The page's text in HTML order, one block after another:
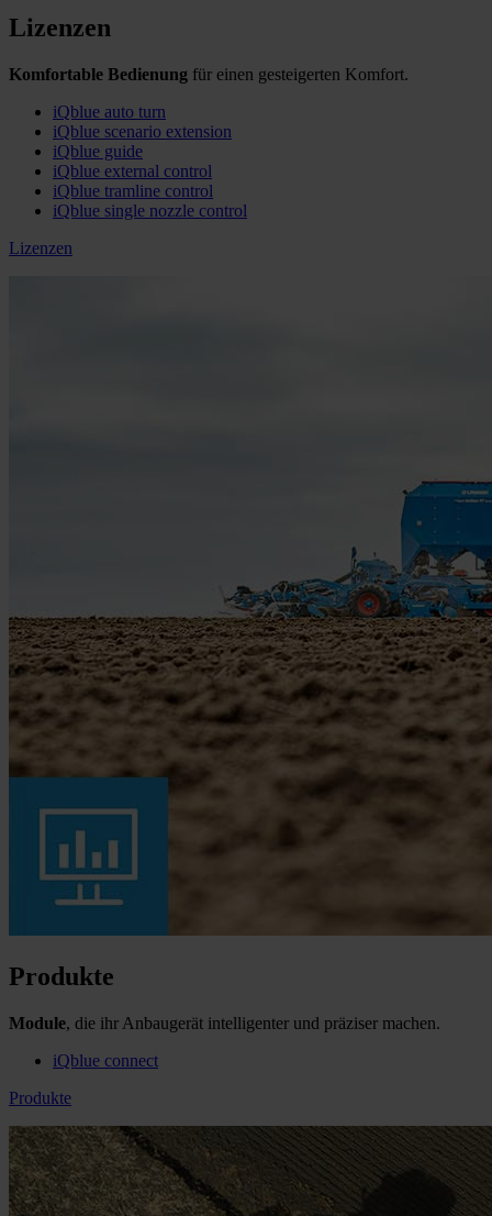
Lizenzen
Komfortable Bedienung für einen gesteigerten Komfort​.
iQblue auto turn
iQblue scenario extension
iQblue guide
iQblue external control
iQblue tramline control
iQblue single nozzle control
Lizenzen
Produkte
Module, die ihr Anbaugerät intelligenter und präziser machen.
iQblue connect
Produkte